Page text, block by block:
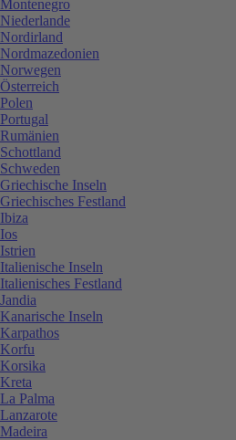
Montenegro
Niederlande
Nordirland
Nordmazedonien
Norwegen
Österreich
Polen
Portugal
Rumänien
Schottland
Schweden
Griechische Inseln
Griechisches Festland
Ibiza
Ios
Istrien
Italienische Inseln
Italienisches Festland
Jandia
Kanarische Inseln
Karpathos
Korfu
Korsika
Kreta
La Palma
Lanzarote
Madeira